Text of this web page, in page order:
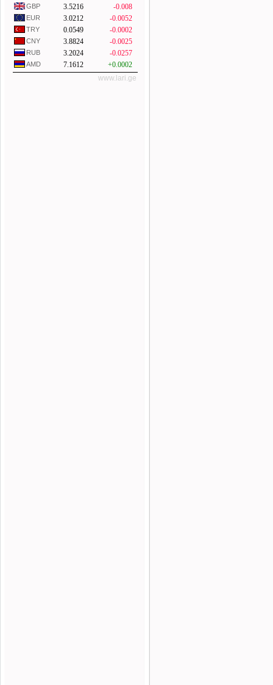
GBP 3.5216 -0.008
EUR 3.0212 -0.0052
TRY 0.0549 -0.0002
CNY 3.8824 -0.0025
RUB 3.2024 -0.0257
AMD 7.1612
+0.0002
www.lari.ge